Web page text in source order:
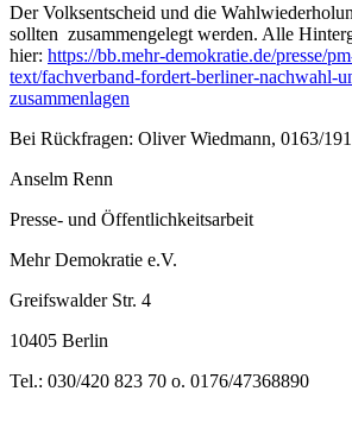
Der Volksentscheid und die
sollten zusammengelegt werden. Alle
hier: https://bb.mehr-demokratie.de/presse/
text/fachverband-fordert-berliner-nachwahl-
zusammenlagen
Bei Rückfragen: Oliver Wiedmann, 0163/
Anselm Renn
Presse- und Öffentlichkeitsarbeit
Mehr Demokratie e.V.
Greifswalder Str. 4
10405 Berlin
Tel.: 030/420 823 70 o. 0176/47368890